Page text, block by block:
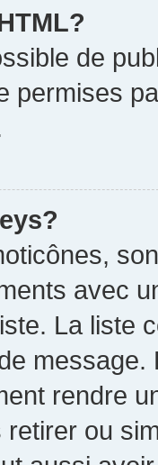
de
permises
avec
La liste
rendre
ou